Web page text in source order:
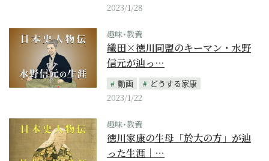
2023/1/28
趣味･教養
織田×徳川同盟のキーマン・水野
信元が辿っ…
動画
どうする家康
2023/1/22
趣味･教養
徳川家康の生母「於大の方」が辿
った生涯｜…